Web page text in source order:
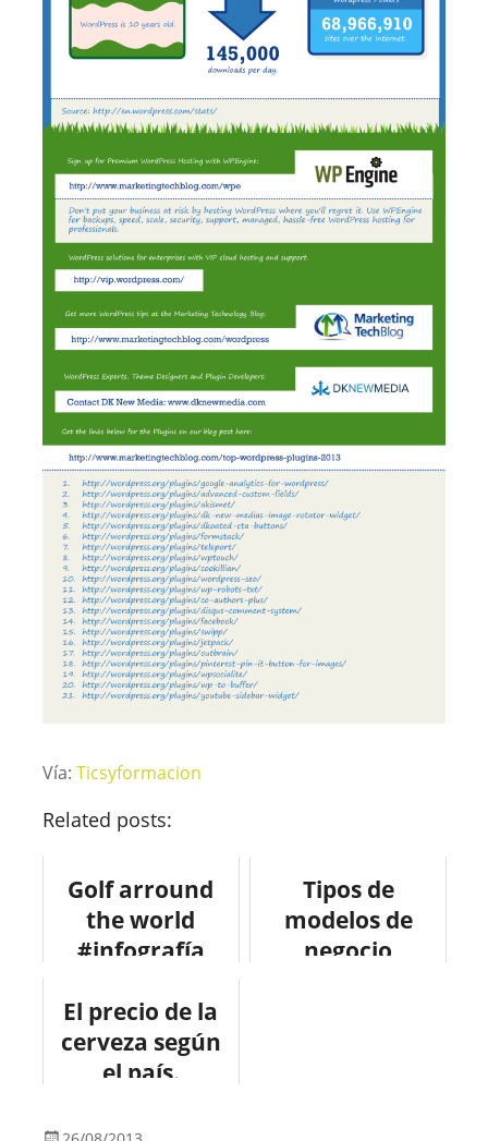
Vía: Ticsyformacion
Related posts:
Golf arround
the world
#infografía
#deporte #golf
#sport #design
Tipos de
modelos de
negocio
El precio de la
cerveza según
el país.
#viajes